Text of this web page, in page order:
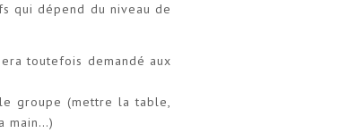
qui dépend du niveau de
toutefois demandé aux
groupe (mettre la table,
main…)